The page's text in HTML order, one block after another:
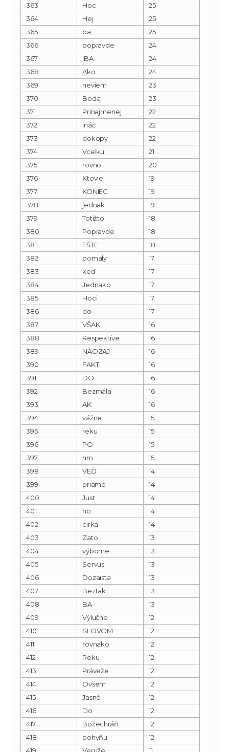
363
Hoc
25
364
Hej
25
365
ba
25
366
popravde
24
367
IBA
24
368
Ako
24
369
neviem
23
370
Bodaj
23
371
Prinajmenej
22
372
ináč
22
373
dokopy
22
374
Vcelku
21
375
rovno
20
376
Ktovie
19
377
KONIEC
19
378
jednak
19
379
Totižto
18
380
Popravde
18
381
EŠTE
18
382
pomaly
17
383
keď
17
384
Jednako
17
385
Hoci
17
386
do
17
387
VŠAK
16
388
Respektíve
16
389
NAOZAJ
16
390
FAKT
16
391
DO
16
392
Bezmála
16
393
AK
16
394
vážne
15
395
reku
15
396
PO
15
397
hm
15
398
VEĎ
14
399
priamo
14
400
Just
14
401
ho
14
402
cirka
14
403
Zato
13
404
výborne
13
405
Servus
13
406
Dozaista
13
407
Beztak
13
408
BA
13
409
Výlučne
12
410
SLOVOM
12
411
rovnako
12
412
Reku
12
413
Práveže
12
414
Ovšem
12
415
Jasné
12
416
Do
12
417
Božechráň
12
418
bohyňu
12
419
Veruže 11